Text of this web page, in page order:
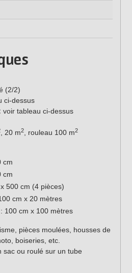
(2/2)
ci-dessus
voir tableau ci-dessus
, 20 m2, rouleau 100 m2
cm
cm
500 cm (4 pièces)
cm x 20 mètres
100 cm x 100 mètres
pièces moulées, housses de
boiseries, etc.
sac ou roulé sur un tube